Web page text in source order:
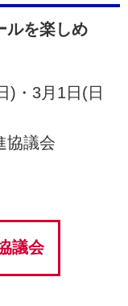
ルを楽しめ
)・3月1日(日
協議会
議会